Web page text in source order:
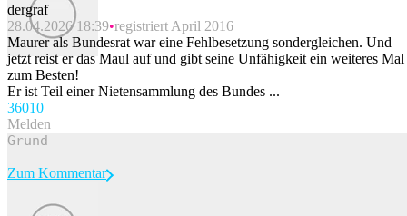
dergraf
28.04.2026 18:39 registriert April 2016
Maurer als Bundesrat war eine Fehlbesetzung sondergleichen. Und
jetzt reist er das Maul auf und gibt seine Unfähigkeit ein weiteres Mal
zum Besten!
Er ist Teil einer Nietensammlung des Bundes ...
36010
Melden
Zum Kommentar